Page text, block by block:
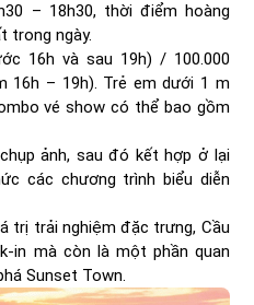
– 18h30, thời điểm hoàng
trong ngày.
16h và sau 19h) / 100.000
16h – 19h). Trẻ em dưới 1 m
vé show có thể bao gồm
ảnh, sau đó kết hợp ở lại
các chương trình biểu diễn
trị trải nghiệm đặc trưng, Cầu
in mà còn là một phần quan
Sunset Town.